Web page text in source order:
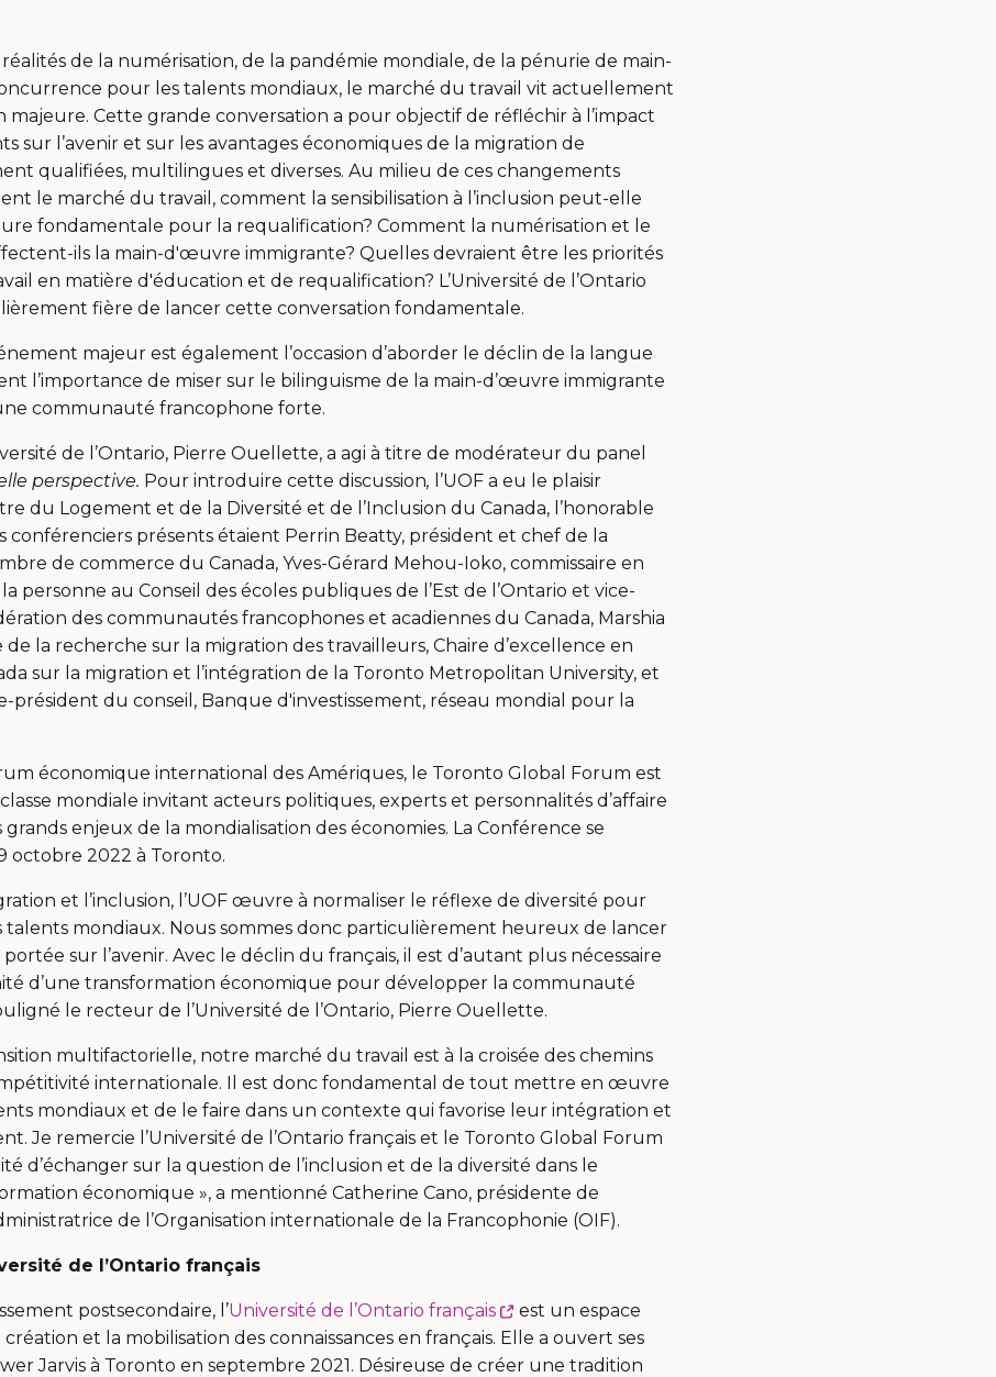
de la numérisation, de la pandémie mondiale, de la pénurie de main-
pour les talents mondiaux, le marché du travail vit actuellement
majeure. Cette grande conversation a pour objectif de réfléchir à l’impact
sur l’avenir et sur les avantages économiques de la migration de
qualifiées, multilingues et diverses. Au milieu de ces changements
le marché du travail, comment la sensibilisation à l’inclusion peut-elle
fondamentale pour la requalification? Comment la numérisation et le
ils la main-d'œuvre immigrante? Quelles devraient être les priorités
en matière d'éducation et de requalification? L’Université de l’Ontario
fière de lancer cette conversation fondamentale.
majeur est également l’occasion d’aborder le déclin de la langue
l’importance de miser sur le bilinguisme de la main-d’œuvre immigrante
communauté francophone forte.
de l’Ontario, Pierre Ouellette, a agi à titre de modérateur du panel
perspective. Pour introduire cette discussion, l’UOF a eu le plaisir
du Logement et de la Diversité et de l’Inclusion du Canada, l’honorable
conférenciers présents étaient Perrin Beatty, président et chef de la
de commerce du Canada, Yves-Gérard Mehou-Ioko, commissaire en
personne au Conseil des écoles publiques de l’Est de l’Ontario et vice-
des communautés francophones et acadiennes du Canada, Marshia
de la recherche sur la migration des travailleurs, Chaire d’excellence en
sur la migration et l’intégration de la Toronto Metropolitan University, et
président du conseil, Banque d'investissement, réseau mondial pour la
économique international des Amériques, le Toronto Global Forum est
mondiale invitant acteurs politiques, experts et personnalités d’affaire
grands enjeux de la mondialisation des économies. La Conférence se
octobre 2022 à Toronto.
et l’inclusion, l’UOF œuvre à normaliser le réflexe de diversité pour
talents mondiaux. Nous sommes donc particulièrement heureux de lancer
sur l’avenir. Avec le déclin du français, il est d’autant plus nécessaire
d’une transformation économique pour développer la communauté
le recteur de l’Université de l’Ontario, Pierre Ouellette.
multifactorielle, notre marché du travail est à la croisée des chemins
internationale. Il est donc fondamental de tout mettre en œuvre
mondiaux et de le faire dans un contexte qui favorise leur intégration et
Je remercie l’Université de l’Ontario français et le Toronto Global Forum
d’échanger sur la question de l’inclusion et de la diversité dans le
économique », a mentionné Catherine Cano, présidente de
de l’Organisation internationale de la Francophonie (OIF).
de l’Ontario français
postsecondaire, l’Université de l’Ontario français
Ce
lien
s'ouvrira
est un espace
et la mobilisation des connaissances en français. Elle a ouvert ses
Jarvis à Toronto en septembre 2021. Désireuse de créer une tradition